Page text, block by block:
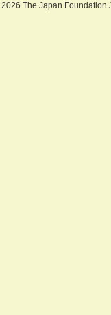
2026 The Japan Foundation